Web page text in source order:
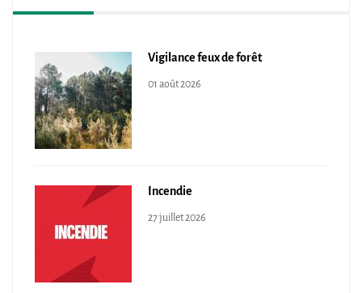
Vigilance feux de forêt
01 août 2026
Incendie
27 juillet 2026